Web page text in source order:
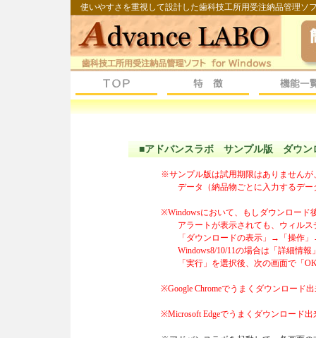
使いやすさを重視して設計した歯科技工所用受注納品管理ソ
■アドバンスラボ サンプル版 ダウン
※サンプル版は試用期限はありません
データ（納品物ごとに入力するデー
※Windowsにおいて、もしダウンロード
アラートが表示されても、ウィルス
「ダウンロードの表示」→「操作」→
Windows8/10/11の場合は「詳細情報
「実行」を選択後、次の画面で「OK
※Google Chromeでうまくダウンロード
※Microsoft Edgeでうまくダウンロード